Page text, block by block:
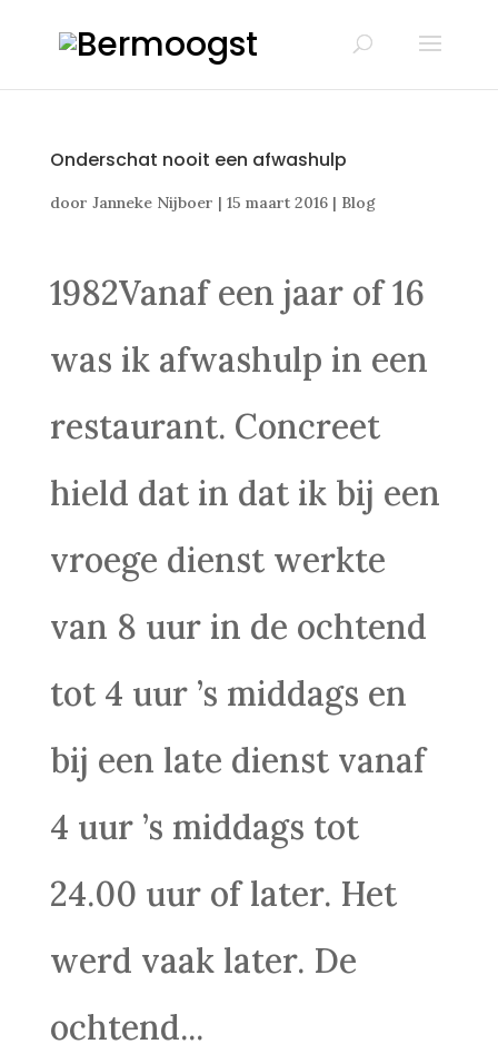
Onderschat nooit een afwashulp
door Janneke Nijboer | 15 maart 2016| Blog
1982Vanaf een jaar of 16
was ik afwashulp in een
restaurant. Concreet
hield dat in dat ik bij een
vroege dienst werkte
van 8 uur in de ochtend
tot 4 uur ’s middags en
bij een late dienst vanaf
4 uur ’s middags tot
24.00 uur of later. Het
werd vaak later. De
ochtend...